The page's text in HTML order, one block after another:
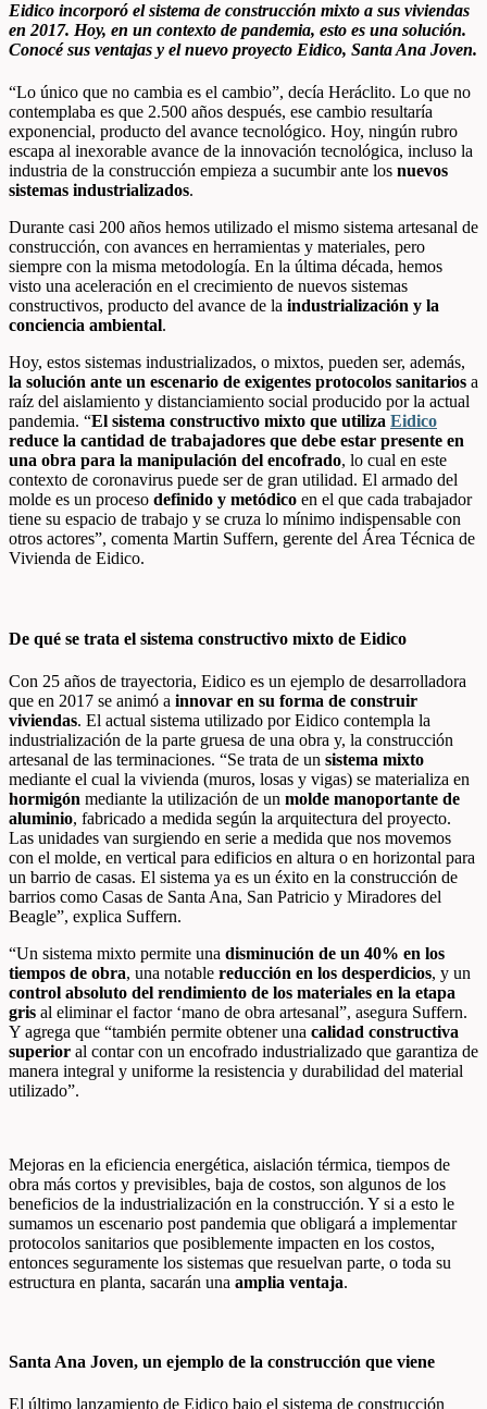
Eidico incorporó el sistema de construcción mixto a sus viviendas
en 2017. Hoy, en un contexto de pandemia, esto es una solución.
Conocé sus ventajas y el nuevo proyecto Eidico, Santa Ana Joven.
“Lo único que no cambia es el cambio”, decía Heráclito. Lo que no
contemplaba es que 2.500 años después, ese cambio resultaría
exponencial, producto del avance tecnológico. Hoy, ningún rubro
escapa al inexorable avance de la innovación tecnológica, incluso la
industria de la construcción empieza a sucumbir ante los nuevos
sistemas industrializados.
Durante casi 200 años hemos utilizado el mismo sistema artesanal de
construcción, con avances en herramientas y materiales, pero
siempre con la misma metodología. En la última década, hemos
visto una aceleración en el crecimiento de nuevos sistemas
constructivos, producto del avance de la industrialización y la
conciencia ambiental.
Hoy, estos sistemas industrializados, o mixtos, pueden ser, además,
la solución ante un escenario de exigentes protocolos sanitarios a
raíz del aislamiento y distanciamiento social producido por la actual
pandemia. “El sistema constructivo mixto que utiliza Eidico
reduce la cantidad de trabajadores que debe estar presente en
una obra para la manipulación del encofrado, lo cual en este
contexto de coronavirus puede ser de gran utilidad. El armado del
molde es un proceso definido y metódico en el que cada trabajador
tiene su espacio de trabajo y se cruza lo mínimo indispensable con
otros actores”, comenta Martin Suffern, gerente del Área Técnica de
Vivienda de Eidico.
De qué se trata el sistema constructivo mixto de Eidico
Con 25 años de trayectoria, Eidico es un ejemplo de desarrolladora
que en 2017 se animó a innovar en su forma de construir
viviendas. El actual sistema utilizado por Eidico contempla la
industrialización de la parte gruesa de una obra y, la construcción
artesanal de las terminaciones. “Se trata de un sistema mixto
mediante el cual la vivienda (muros, losas y vigas) se materializa en
hormigón mediante la utilización de un molde manoportante de
aluminio, fabricado a medida según la arquitectura del proyecto.
Las unidades van surgiendo en serie a medida que nos movemos
con el molde, en vertical para edificios en altura o en horizontal para
un barrio de casas. El sistema ya es un éxito en la construcción de
barrios como Casas de Santa Ana, San Patricio y Miradores del
Beagle”, explica Suffern.
“Un sistema mixto permite una disminución de un 40% en los
tiempos de obra, una notable reducción en los desperdicios, y un
control absoluto del rendimiento de los materiales en la etapa
gris al eliminar el factor ‘mano de obra artesanal”, asegura Suffern.
Y agrega que “también permite obtener una calidad constructiva
superior al contar con un encofrado industrializado que garantiza de
manera integral y uniforme la resistencia y durabilidad del material
utilizado”.
Mejoras en la eficiencia energética, aislación térmica, tiempos de
obra más cortos y previsibles, baja de costos, son algunos de los
beneficios de la industrialización en la construcción. Y si a esto le
sumamos un escenario post pandemia que obligará a implementar
protocolos sanitarios que posiblemente impacten en los costos,
entonces seguramente los sistemas que resuelvan parte, o toda su
estructura en planta, sacarán una amplia ventaja.
Santa Ana Joven, un ejemplo de la construcción que viene
El último lanzamiento de Eidico bajo el sistema de construcción